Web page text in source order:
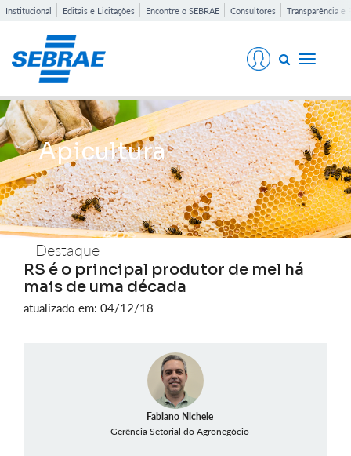
Institucional Editais e Licitações Encontre o SEBRAE Consultores Transparência e
Toggle
Apicultura
Destaque
RS é o principal produtor de mel há
mais de uma década
atualizado em: 04/12/18
Fabiano Nichele
Gerência Setorial do Agronegócio